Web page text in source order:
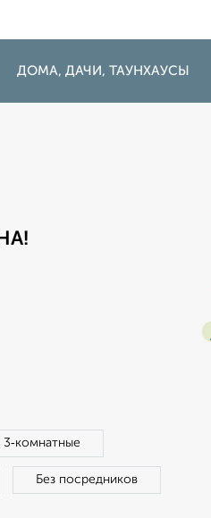
ДОМА, ДАЧИ, ТАУНХАУСЫ
3‑комнатные
Без посредников